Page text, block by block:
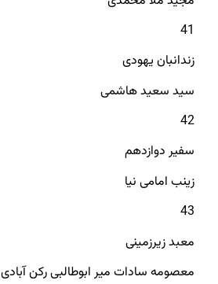
41
زندانبان یهودی
سید سعید هاشمی
42
سفیر دوازدهم
زینب امامی نیا
43
معبد زیرزمینی
معصومه سادات میر ابوطالبی رکن آبادی